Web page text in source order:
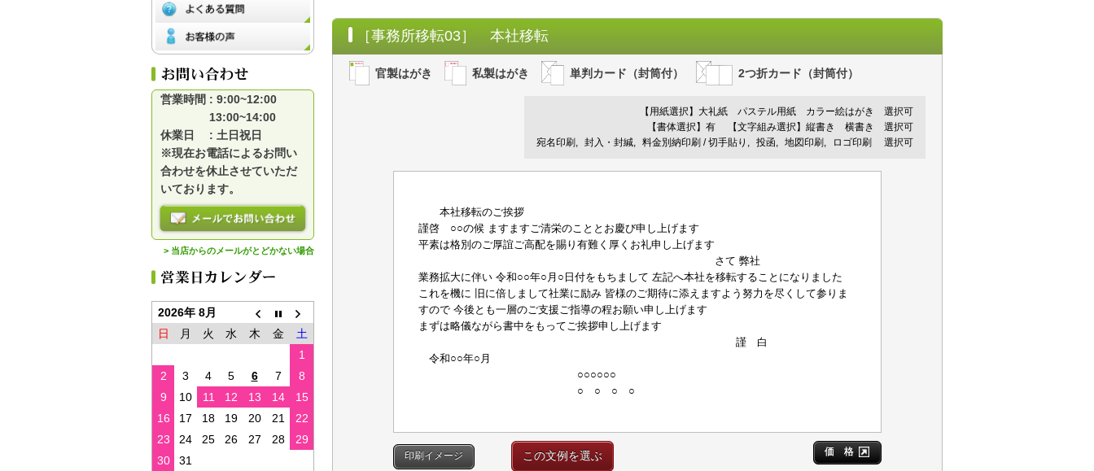
［事務所移転03］ 本社移転
官製はがき 私製はがき 単判カード（封筒付） 2つ折カード（封筒付）
【用紙選択】 大礼紙 パステル用紙 カラー絵はがき
選択可
【書体選択】有
【文字組み選択】縦書き 横書き 選択可
宛名印刷
封入・封緘 料金別納印刷 / 切手貼り 投函 地図印刷 ロゴ印刷 選択可
本社移転のご挨拶
謹啓 ○○の候 ますますご清栄のこととお慶び申し上げます
平素は格別のご厚誼ご高配を賜り有難く厚くお礼申し上げます
さて 弊社
業務拡大に伴い 令和○○年○月○日付をもちまして 左記へ本社を移転することになりました
これを機に 旧に倍しまして社業に励み 皆様のご期待に添えますよう努力を尽くして参りま
すので 今後とも一層のご支援ご指導の程お願い申し上げます
まずは略儀ながら書中をもってご挨拶申し上げます
謹 白
令和○○年○月
○○○○○○
○ ○ ○ ○
価 格
印刷イメージ この文例を選ぶ
営業時間 : 9:00~12:00
13:00~14:00
休業日 : 土日祝日
※現在お電話によるお問い
合わせを休止させていただ
いております。
> 当店からのメールがとどかない場合
2026年 8月
日
月 火 水 木 金
土
1
2
3 4 5 6 7
8
9
10 11 12 13 14
15
16
17 18 19 20 21
22
23
24 25 26 27 28
29
30
31